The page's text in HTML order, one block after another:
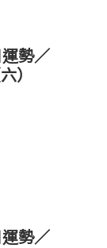
勢／
）
勢／